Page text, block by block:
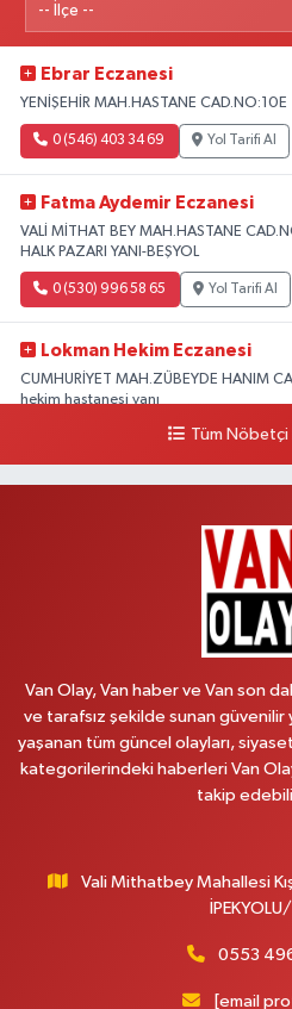
Ebrar Eczanesi
YENİŞEHİR MAH.HASTANE CAD.NO:10E
0 (546) 403 34 69 Yol Tarifi Al
Fatma Aydemir Eczanesi
VALİ MİTHAT BEY MAH.HASTANE
HALK PAZARI YANI-BEŞYOL
0 (530) 996 58 65 Yol Tarifi Al
Lokman Hekim Eczanesi
CUMHURİYET MAH.ZÜBEYDE HANIM
hekim hastanesi yanı
Yol Tarifi Al
Vanyolu Caddesi Yeni Diş Hastanesi
Yol Tarifi Al
CUMHURİYET MAH.KONAK SK.NO:6
0 (530) 442 24 65 Yol Tarifi Al
Yiğit Eczanesi
Tüm Nöbetçi
Van Olay, Van haber ve Van son
ve tarafsız şekilde sunan
yaşanan tüm güncel olayları,
kategorilerindeki haberleri Van
takip
Vali Mithatbey Mahallesi
0553
[email